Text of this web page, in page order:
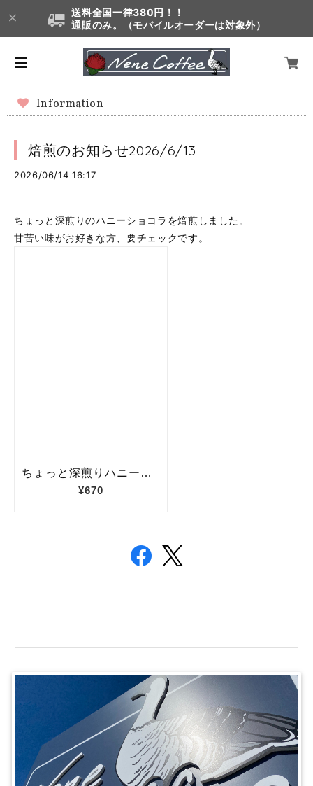
送料全国一律380円！！
通販のみ。（モバイルオーダーは対象外）
Information
焙煎のお知らせ2026/6/13
2026/06/14 16:17
ちょっと深煎りのハニーショコラを焙煎しました。
甘苦い味がお好きな方、要チェックです。